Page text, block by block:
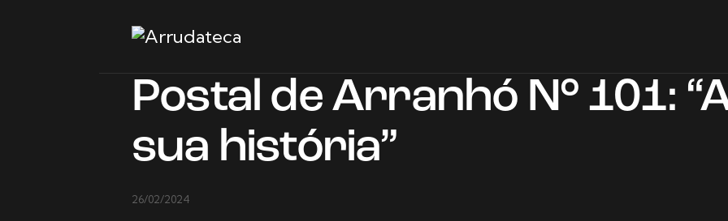
Postal de Arranhó N° 101:
sua história”
26/02/2024